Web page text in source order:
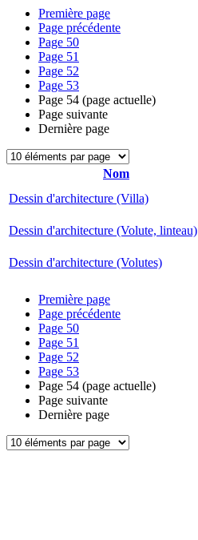
Première page
Page précédente
Page 50
Page 51
Page 52
Page 53
Page 54 (page actuelle)
Page suivante
Dernière page
Nom
Dessin d'architecture (Villa)
Dessin d'architecture (Volute, linteau)
Dessin d'architecture (Volutes)
Première page
Page précédente
Page 50
Page 51
Page 52
Page 53
Page 54 (page actuelle)
Page suivante
Dernière page